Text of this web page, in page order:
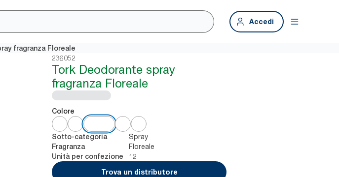
Accedi
fragranza Floreale
236052
Tork Deodorante spray
fragranza Floreale
Colore
Sotto-categoria Spray
Fragranza Floreale
Unità per confezione
12
Trova un distributore